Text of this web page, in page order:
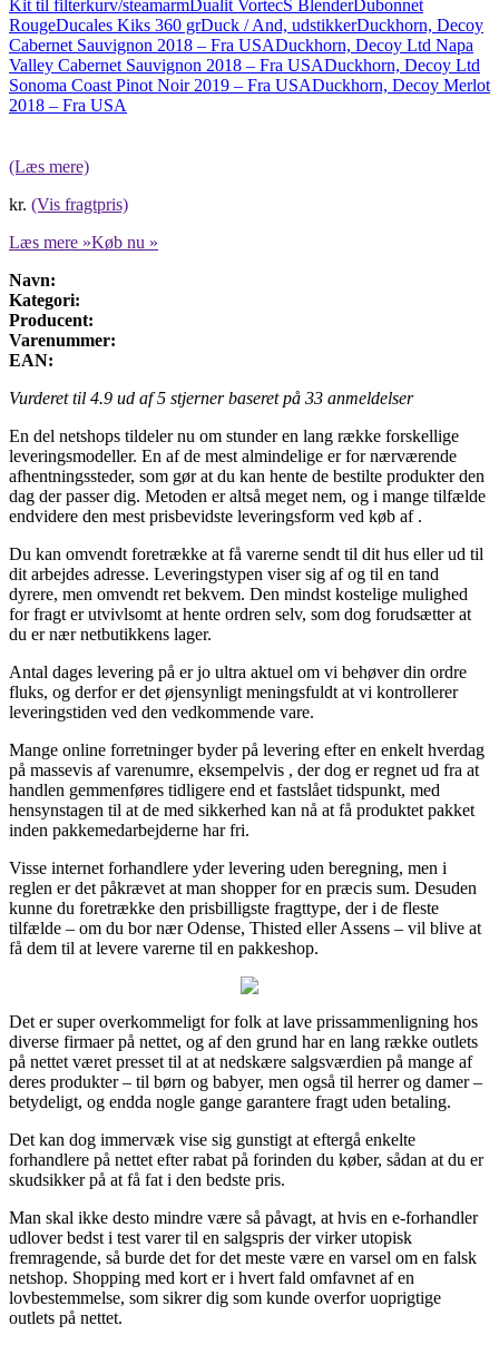
Kit til filterkurv/steamarm Dualit VortecS BlenderDubonnet
RougeDucales Kiks 360 grDuck / And, udstikkerDuckhorn, Decoy
Cabernet Sauvignon 2018 – Fra USADuckhorn, Decoy Ltd Napa
Valley Cabernet Sauvignon 2018 – Fra USADuckhorn, Decoy Ltd
Sonoma Coast Pinot Noir 2019 – Fra USADuckhorn, Decoy Merlot
2018 – Fra USA
(Læs mere)
kr. (Vis fragtpris)
Læs mere »Køb nu »
Navn:
Kategori:
Producent:
Varenummer:
EAN:
Vurderet til 4.9 ud af 5 stjerner baseret på 33 anmeldelser
En del netshops tildeler nu om stunder en lang række forskellige
leveringsmodeller. En af de mest almindelige er for nærværende
afhentningssteder, som gør at du kan hente de bestilte produkter den
dag der passer dig. Metoden er altså meget nem, og i mange tilfælde
endvidere den mest prisbevidste leveringsform ved køb af .
Du kan omvendt foretrække at få varerne sendt til dit hus eller ud til
dit arbejdes adresse. Leveringstypen viser sig af og til en tand
dyrere, men omvendt ret bekvem. Den mindst kostelige mulighed
for fragt er utvivlsomt at hente ordren selv, som dog forudsætter at
du er nær netbutikkens lager.
Antal dages levering på er jo ultra aktuel om vi behøver din ordre
fluks, og derfor er det øjensynligt meningsfuldt at vi kontrollerer
leveringstiden ved den vedkommende vare.
Mange online forretninger byder på levering efter en enkelt hverdag
på massevis af varenumre, eksempelvis , der dog er regnet ud fra at
handlen gemmenføres tidligere end et fastslået tidspunkt, med
hensynstagen til at de med sikkerhed kan nå at få produktet pakket
inden pakkemedarbejderne har fri.
Visse internet forhandlere yder levering uden beregning, men i
reglen er det påkrævet at man shopper for en præcis sum. Desuden
kunne du foretrække den prisbilligste fragttype, der i de fleste
tilfælde – om du bor nær Odense, Thisted eller Assens – vil blive at
få dem til at levere varerne til en pakkeshop.
Det er super overkommeligt for folk at lave prissammenligning hos
diverse firmaer på nettet, og af den grund har en lang række outlets
på nettet været presset til at at nedskære salgsværdien på mange af
deres produkter – til børn og babyer, men også til herrer og damer –
betydeligt, og endda nogle gange garantere fragt uden betaling.
Det kan dog immervæk vise sig gunstigt at eftergå enkelte
forhandlere på nettet efter rabat på forinden du køber, sådan at du er
skudsikker på at få fat i den bedste pris.
Man skal ikke desto mindre være så påvagt, at hvis en e-forhandler
udlover bedst i test varer til en salgspris der virker utopisk
fremragende, så burde det for det meste være en varsel om en falsk
netshop. Shopping med kort er i hvert fald omfavnet af en
lovbestemmelse, som sikrer dig som kunde overfor uoprigtige
outlets på nettet.